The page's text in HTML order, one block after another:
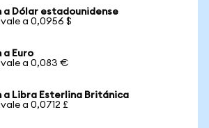
a Dólar estadounidense
a 0,0956 $
a Euro
a 0,083 €
a Libra Esterlina Británica
a 0,0712 £